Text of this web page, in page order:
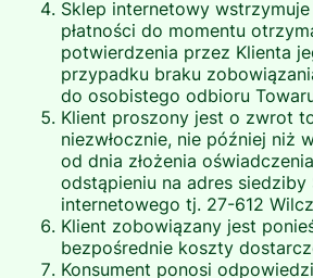
Sklep internetowy
płatności do momentu
potwierdzenia przez Klienta
przypadku braku
do osobistego odbioru
Klient proszony jest o zwrot
niezwłocznie, nie później niż
od dnia złożenia
odstąpieniu na adres siedziby
internetowego tj. 27-612
Klient zobowiązany jest
bezpośrednie koszty
Konsument ponosi